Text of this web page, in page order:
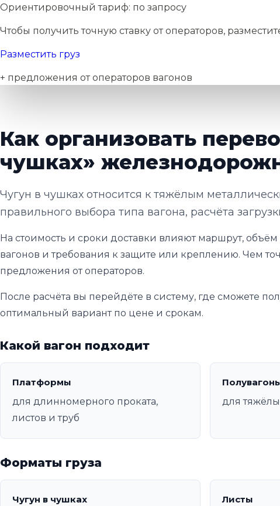
Ориентировочный тариф: по запросу
Чтобы получить точную ставку от операторов,
Разместить груз
+ предложения от операторов вагонов
Как организовать
чушках»
Чугун в чушках относится к тяжёлым
правильного выбора типа вагона, расчёта
На стоимость и сроки доставки влияют маршрут, объём
вагонов и требования к защите или креплению. Чем
предложения от операторов.
После расчёта вы перейдёте в систему, где сможете
оптимальный вариант по цене и срокам.
Какой вагон подходит
Платформы
для длинномерного проката,
листов и труб
для
Форматы груза
Чугун в чушках
Листы